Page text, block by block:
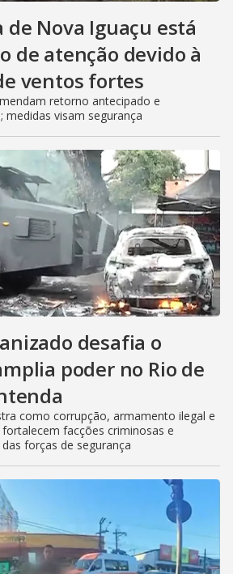
Nova Iguaçu está
de atenção devido à
ventos fortes
retorno antecipado e
medidas visam segurança
desafia o
poder no Rio de
como corrupção, armamento ilegal e
facções criminosas e
forças de segurança